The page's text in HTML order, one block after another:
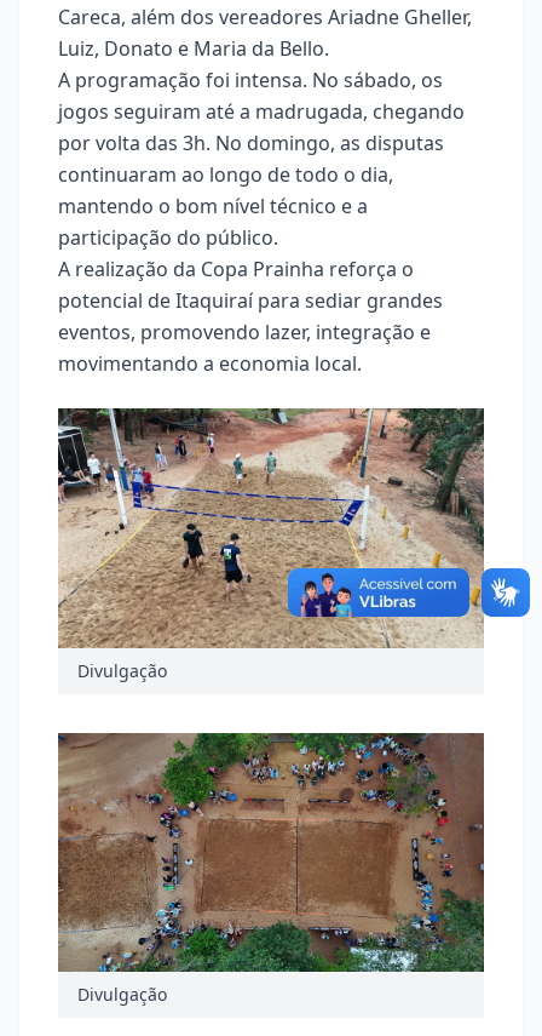
Careca, além dos vereadores Ariadne Gheller,
Luiz, Donato e Maria da Bello.
A programação foi intensa. No sábado, os
jogos seguiram até a madrugada, chegando
por volta das 3h. No domingo, as disputas
continuaram ao longo de todo o dia,
mantendo o bom nível técnico e a
participação do público.
A realização da Copa Prainha reforça o
potencial de Itaquiraí para sediar grandes
eventos, promovendo lazer, integração e
movimentando a economia local.
Divulgação
Divulgação